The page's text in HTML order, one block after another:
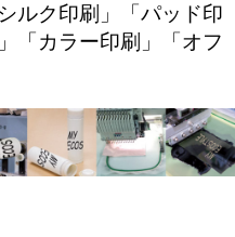
ルク印刷 」「パッド印
「カラー印刷 」「オフ